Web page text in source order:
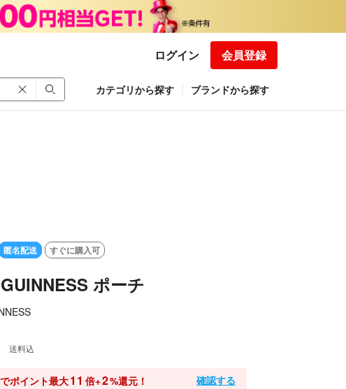
ログイン 会員登録
カテゴリから探す ブランドから探す
匿名配送 すぐに購入可
ポーチ
送料込
ポイント最大11 倍+2%還元！ 確認する